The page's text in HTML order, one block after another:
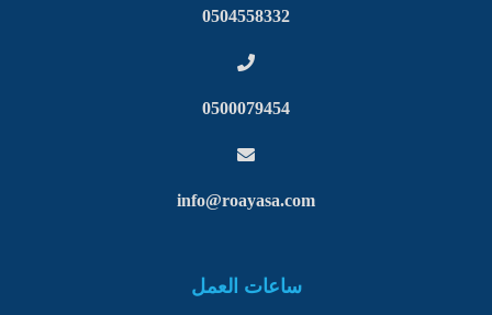
0504558332
0500079454
info@roayasa.com
ساعات العمل